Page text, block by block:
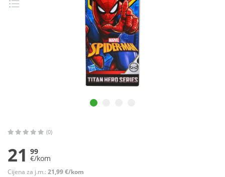
(0)
21 99
€/kom
Cijena za j.m.: 21,99 €/kom